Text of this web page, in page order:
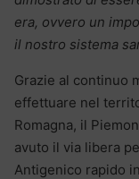
era, ovvero un
il nostro sistema
Grazie al continuo
effettuare nel
Romagna, il
avuto il via libera
Antigenico rapido